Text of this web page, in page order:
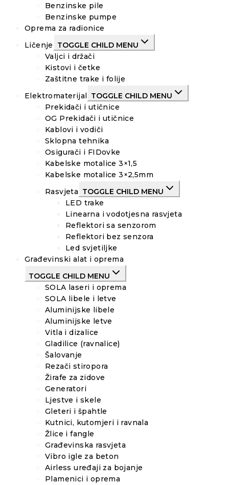
Benzinske pile
Benzinske pumpe
Oprema za radionice
Ličenje
TOGGLE CHILD MENU
Valjci i držači
Kistovi i četke
Zaštitne trake i folije
Elektromaterijal
TOGGLE CHILD MENU
Prekidači i utičnice
OG Prekidači i utičnice
Kablovi i vodiči
Sklopna tehnika
Osigurači i FIDovke
Kabelske motalice 3×1,5
Kabelske motalice 3×2,5mm
Rasvjeta TOGGLE CHILD MENU
LED trake
Linearna i vodotjesna rasvjeta
Reflektori sa senzorom
Reflektori bez senzora
Led svjetiljke
Građevinski alat i oprema
TOGGLE CHILD MENU
SOLA laseri i oprema
SOLA libele i letve
Aluminijske libele
Aluminijske letve
Vitla i dizalice
Gladilice (ravnalice)
Šalovanje
Rezači stiropora
Žirafe za zidove
Generatori
Ljestve i skele
Gleteri i špahtle
Kutnici, kutomjeri i ravnala
Žlice i fangle
Građevinska rasvjeta
Vibro igle za beton
Airless uređaji za bojanje
Plamenici i oprema